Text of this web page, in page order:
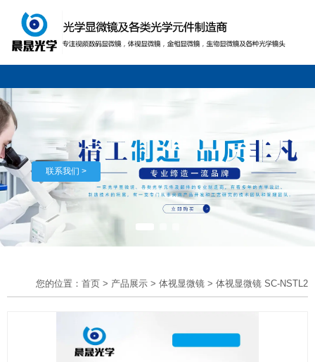
联系我们 >
您的位置：首页 > 产品展示 > 体视显微镜 > 体视显微镜 SC-NSTL2